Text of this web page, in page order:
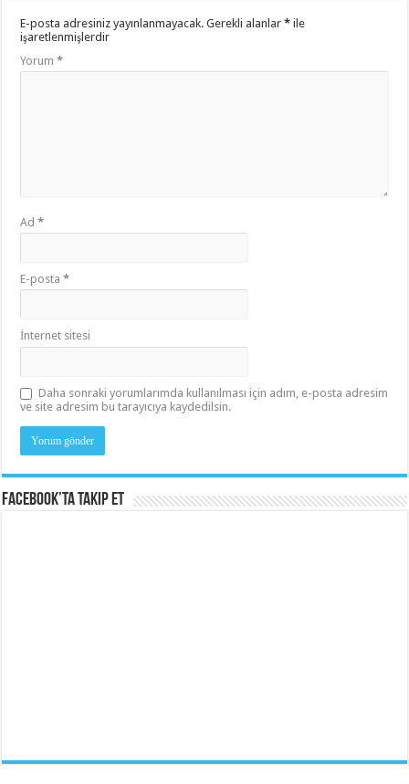
E-posta adresiniz yayınlanmayacak. Gerekli alanlar* ile
işaretlenmişlerdir
Yorum*
Ad*
E-posta*
İnternet sitesi
Daha sonraki yorumlarımda kullanılması için adım, e-posta adresim
ve site adresim bu tarayıcıya kaydedilsin.
Facebook’ta Takip Et